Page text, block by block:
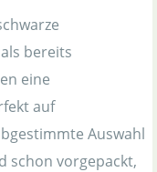
bereits
eine
auf
Auswahl
schon vorgepackt,